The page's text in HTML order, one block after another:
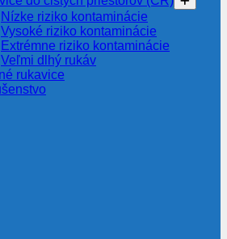
Nízke riziko kontaminácie
Vysoké riziko kontaminácie
Extrémne riziko kontaminácie
Veľmi dlhý rukáv
rukavice